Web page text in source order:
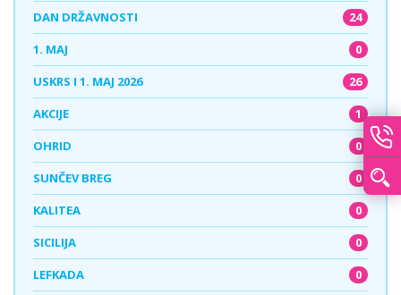
DAN DRŽAVNOSTI 24
1. MAJ 0
USKRS I 1. MAJ 2026 26
AKCIJE 1
OHRID 0
SUNČEV BREG 0
KALITEA 0
SICILIJA 0
LEFKADA 0